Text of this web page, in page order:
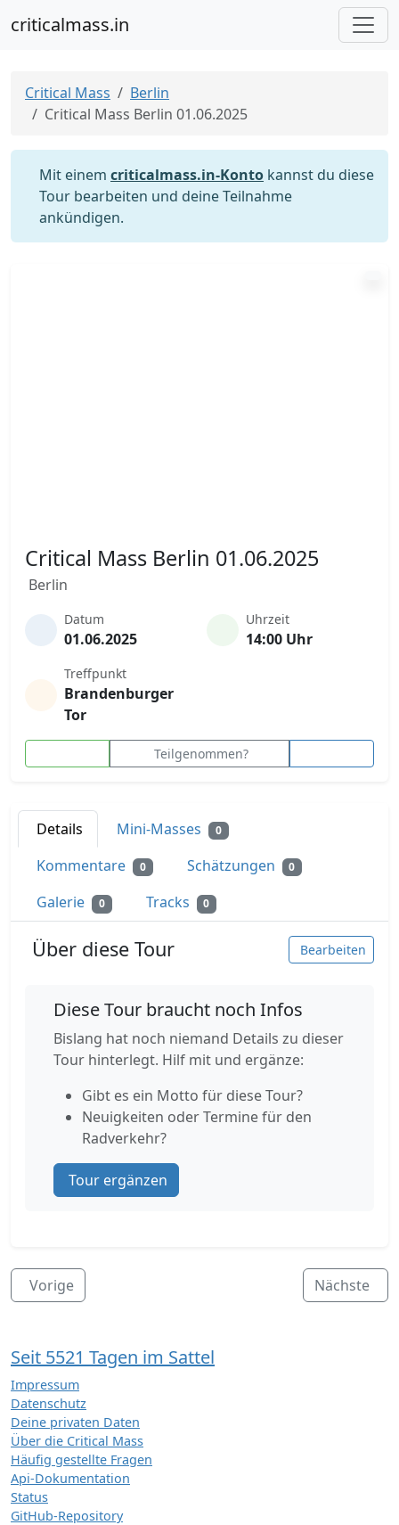
criticalmass.in
Critical Mass
Berlin
Critical Mass Berlin 01.06.2025
Mit einem criticalmass.in-Konto kannst du diese
Tour bearbeiten und deine Teilnahme
ankündigen.
Critical Mass Berlin 01.06.2025
Berlin
Datum
01.06.2025
Uhrzeit
14:00 Uhr
Treffpunkt
Brandenburger
Tor
Teilgenommen?
Details Mini-Masses 0
Kommentare 0 Schätzungen 0
Galerie 0 Tracks 0
Über diese Tour Bearbeiten
Diese Tour braucht noch Infos
Bislang hat noch niemand Details zu dieser
Tour hinterlegt. Hilf mit und ergänze:
Gibt es ein Motto für diese Tour?
Neuigkeiten oder Termine für den
Radverkehr?
Tour ergänzen
Vorige Nächste
Seit 5521 Tagen im Sattel
Impressum
Datenschutz
Deine privaten Daten
Über die Critical Mass
Häufig gestellte Fragen
Api-Dokumentation
Status
GitHub-Repository